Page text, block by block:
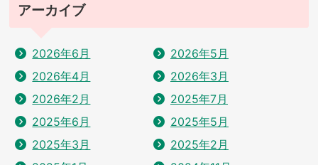
アーカイブ
2026年6月
2026年5月
2026年4月
2026年3月
2026年2月
2025年7月
2025年6月
2025年5月
2025年3月
2025年2月